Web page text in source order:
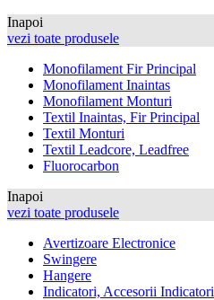
Inapoi
vezi toate produsele
Monofilament Fir Principal
Monofilament Inaintas
Monofilament Monturi
Textil Inaintas, Fir Principal
Textil Monturi
Textil Leadcore, Leadfree
Fluorocarbon
Inapoi
vezi toate produsele
Avertizoare Electronice
Swingere
Hangere
Indicatori, Accesorii Indicatori